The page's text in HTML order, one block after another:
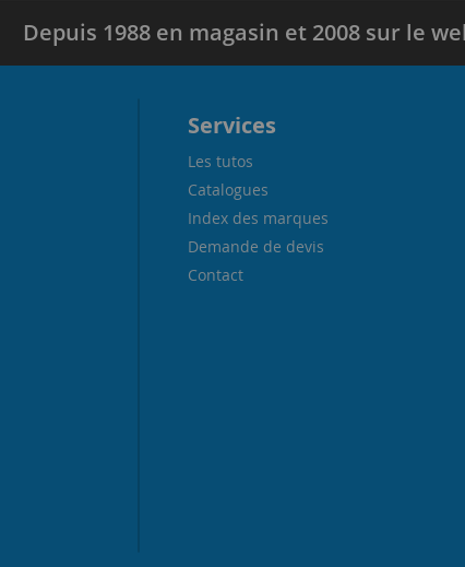
Depuis 1988 en magasin et 2008 sur le
Services
Les tutos
Catalogues
Index des marques
Demande de devis
Contact